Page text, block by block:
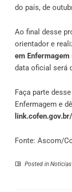
do país, de
Ao final desse
orientador e
em Enfermagem
data oficial será
Faça parte
Enfermagem e
Fonte: Ascom/
Posted in Noticias